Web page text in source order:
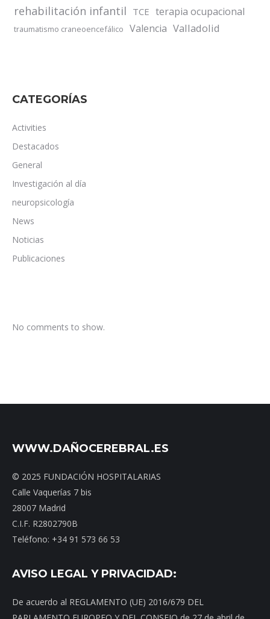
rehabilitación infantil TCE terapia ocupacional
traumatismo craneoencefálico Valencia Valladolid
CATEGORÍAS
Activities
Destacados
General
Investigación al día
neuropsicología
News
Noticias
Publicaciones
No comments to show.
WWW.DAÑOCEREBRAL.ES
© 2025 FUNDACIÓN HOSPITALARIAS
Calle Vaquerías 7 bis
28007 Madrid
C.I.F. R2802790B
Teléfono: +34 91 573 66 53
AVISO LEGAL Y PRIVACIDAD:
De acuerdo al REGLAMENTO (UE) 2016/679 DEL